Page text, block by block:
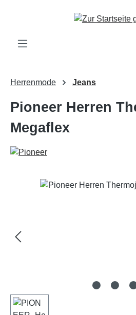
Zum Hauptinhalt springen
Herrenmode Jeans
Pioneer Herren
Megaflex
Bildergalerie überspringen